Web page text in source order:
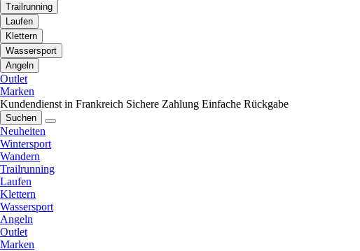
Trailrunning
Laufen
Klettern
Wassersport
Angeln
Outlet
Marken
Kundendienst in Frankreich Sichere Zahlung Einfache Rückgabe
Suchen
Neuheiten
Wintersport
Wandern
Trailrunning
Laufen
Klettern
Wassersport
Angeln
Outlet
Marken